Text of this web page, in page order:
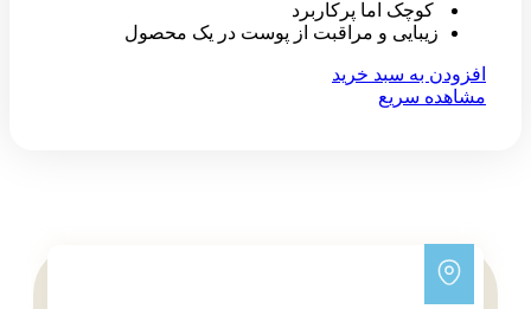
کوچک اما پرکاربرد
زیبایی و مراقبت از پوست در یک محصول
افزودن به سبد خرید
مشاهده سریع